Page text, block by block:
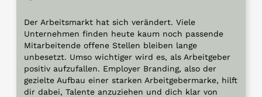
Der Arbeitsmarkt hat sich verändert. Viele
Unternehmen finden heute kaum noch passende
Mitarbeitende offene Stellen bleiben lange
unbesetzt. Umso wichtiger wird es, als Arbeitgeber
positiv aufzufallen. Employer Branding, also der
gezielte Aufbau einer starken Arbeitgebermarke, hilft
dir dabei, Talente anzuziehen und dich klar von